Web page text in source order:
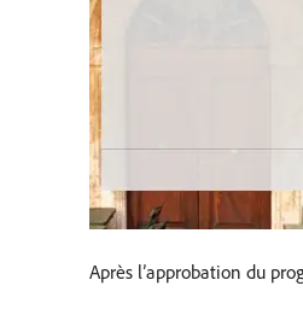
Après l’approbation du